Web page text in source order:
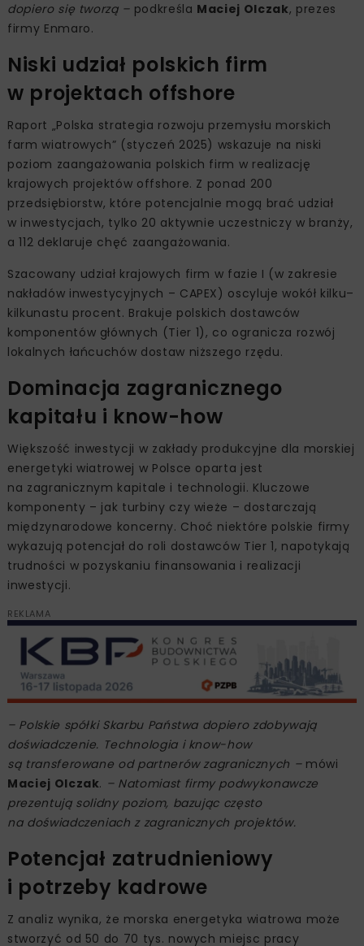
dopiero się tworzą – podkreśla Maciej Olczak, prezes
firmy Enmaro.
Niski udział polskich firm
w projektach offshore
Raport „Polska strategia rozwoju przemysłu morskich
farm wiatrowych” (styczeń 2025) wskazuje na niski
poziom zaangażowania polskich firm w realizację
krajowych projektów offshore. Z ponad 200
przedsiębiorstw, które potencjalnie mogą brać udział
w inwestycjach, tylko 20 aktywnie uczestniczy w branży,
a 112 deklaruje chęć zaangażowania.
Szacowany udział krajowych firm w fazie I (w zakresie
nakładów inwestycyjnych – CAPEX) oscyluje wokół kilku–
kilkunastu procent. Brakuje polskich dostawców
komponentów głównych (Tier 1), co ogranicza rozwój
lokalnych łańcuchów dostaw niższego rzędu.
Dominacja zagranicznego
kapitału i know-how
Większość inwestycji w zakłady produkcyjne dla morskiej
energetyki wiatrowej w Polsce oparta jest
na zagranicznym kapitale i technologii. Kluczowe
komponenty – jak turbiny czy wieże – dostarczają
międzynarodowe koncerny. Choć niektóre polskie firmy
wykazują potencjał do roli dostawców Tier 1, napotykają
trudności w pozyskaniu finansowania i realizacji
inwestycji.
REKLAMA
– Polskie spółki Skarbu Państwa dopiero zdobywają
doświadczenie. Technologia i know-how
są transferowane od partnerów zagranicznych –mówi
Maciej Olczak. – Natomiast firmy podwykonawcze
prezentują solidny poziom, bazując często
na doświadczeniach z zagranicznych projektów.
Potencjał zatrudnieniowy
i potrzeby kadrowe
Z analiz wynika, że morska energetyka wiatrowa może
stworzyć od 50 do 70 tys. nowych miejsc pracy